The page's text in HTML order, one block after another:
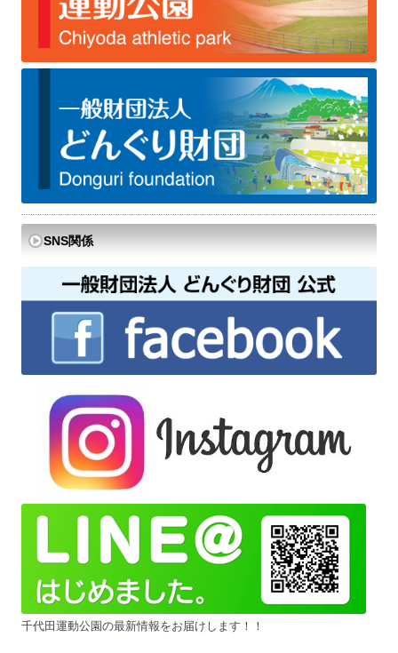
SNS関係
千代田運動公園の最新情報をお届けします！！